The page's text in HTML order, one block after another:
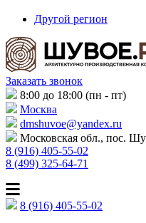
Другой регион
Заказать звонок
8:00 до 18:00 (пн - пт)
Москва
dmshuvoe@yandex.ru
Московская обл., пос.
8 (916) 405-55-02
8 (499) 325-64-71
8 (916) 405-55-02